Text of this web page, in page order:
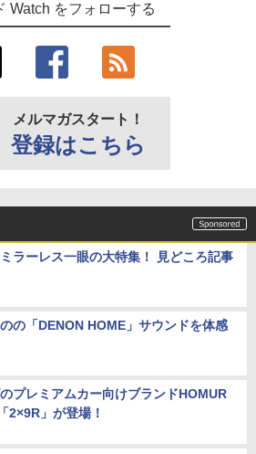
Watch をフォローする
メルマガスタート！
登録はこちら
ラーレス一眼の大特集！ 見どころ記事
の「DENON HOME」サウンドを体感
プレミアムカー向けブランドHOMUR
2×9R」が登場！